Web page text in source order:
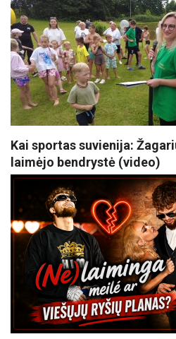
Kai sportas suvienija:
laimėjo bendrystė (video)